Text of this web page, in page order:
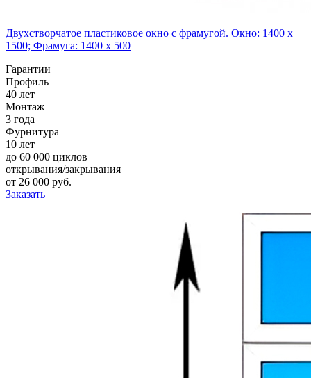
Двухстворчатое пластиковое окно с фрамугой. Окно: 1400 x
1500; Фрамуга: 1400 x 500
Гарантии
Профиль
40 лет
Монтаж
3 года
Фурнитура
10 лет
до 60 000 циклов
открывания/закрывания
от 26 000 pуб.
Заказать